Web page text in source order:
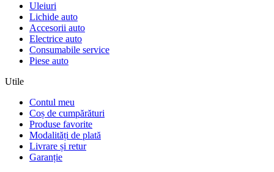
Uleiuri
Lichide auto
Accesorii auto
Electrice auto
Consumabile service
Piese auto
Utile
Contul meu
Coș de cumpărături
Produse favorite
Modalități de plată
Livrare și retur
Garanție